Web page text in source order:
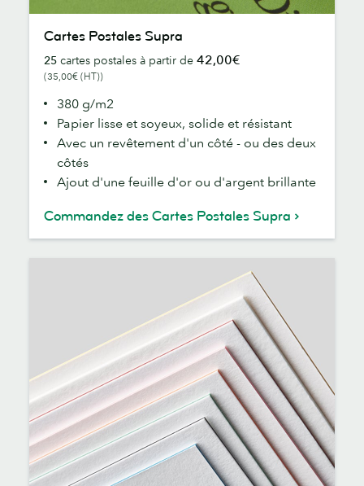
Postales
Supra
Cartes Postales Supra
25 cartes postales à partir de 42,00€
(35,00€ (HT))
380 g/m2
Papier lisse et soyeux, solide et résistant
Avec un revêtement d'un côté - ou des deux
côtés
Ajout d'une feuille d'or ou d'argent brillante
Commandez des Cartes Postales Supra